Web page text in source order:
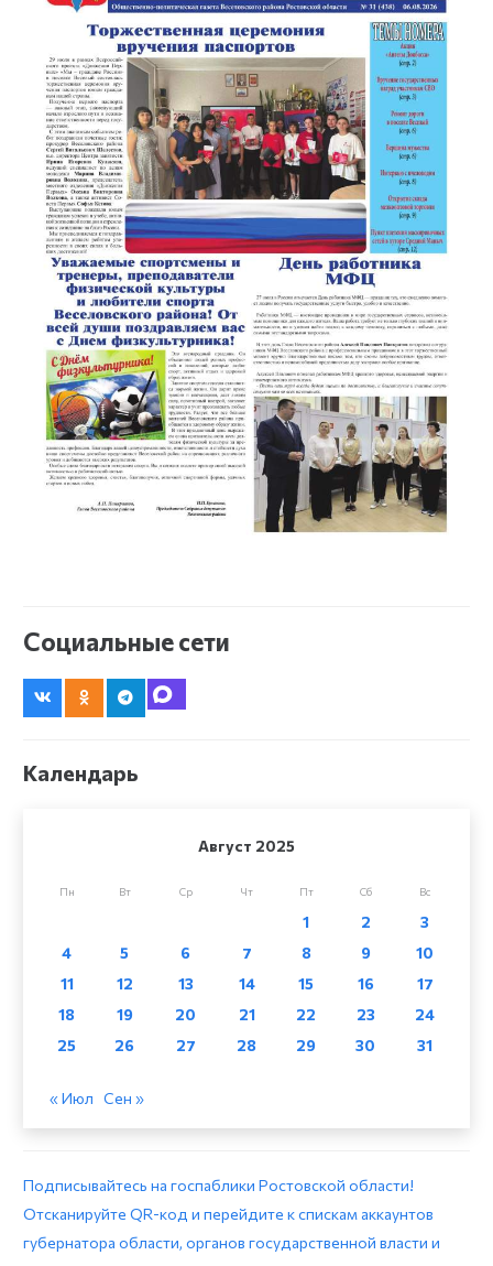
Социальные сети
Календарь
Август 2025
Пн Вт Ср Чт Пт Сб Вс
1 2
3
4
5 6 7 8 9
10
11
12 13 14 15 16
17
18
19 20 21 22 23
24
25
26 27 28 29 30 31
« Июл Сен »
Подписывайтесь на госпаблики Ростовской области!
Отсканируйте QR-код и перейдите к спискам аккаунтов
губернатора области, органов государственной власти и